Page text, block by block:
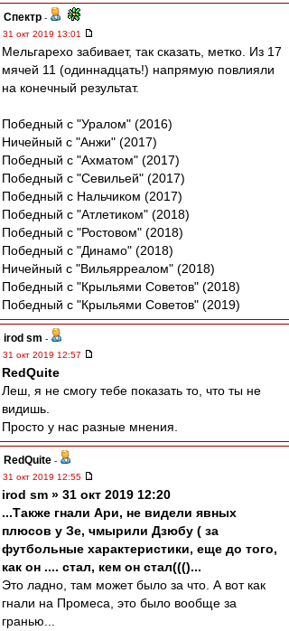
Спектр -
31 окт 2019 13:01
Мельгарехо забивает, так сказать, метко. Из 17
мячей 11 (одиннадцать!) напрямую повлияли
на конечный результат.
Победный с "Уралом" (2016)
Ничейный с "Анжи" (2017)
Победный с "Ахматом" (2017)
Победный с "Севильей" (2017)
Победный с Нальчиком (2017)
Победный с "Атлетиком" (2018)
Победный с "Ростовом" (2018)
Победный с "Динамо" (2018)
Ничейный с "Вильярреалом" (2018)
Победный с "Крыльями Советов" (2018)
Победный с "Крыльями Советов" (2019)
irod sm -
31 окт 2019 12:57
RedQuite
Леш, я не смогу тебе показать то, что ты не
видишь.
Просто у нас разные мнения.
RedQuite -
31 окт 2019 12:55
irod sm » 31 окт 2019 12:20
...Также гнали Ари, не видели явных
плюсов у Зе, чмырили Дзюбу ( за
футбольные характеристики, еще до того,
как он .... стал, кем он стал((()...
Это ладно, там может было за что. А вот как
гнали на Промеса, это было вообще за
гранью...